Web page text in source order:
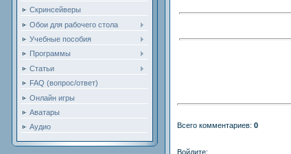
Скринсейверы
Обои для рабочего стола
Учебные пособия
Программы
Статьи
FAQ (вопрос/ответ)
Онлайн игры
Аватары
Аудио
Всего комментариев: 0
Войдите: